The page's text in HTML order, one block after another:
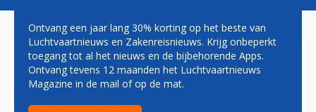
MOTIE INGEDIEND VOOR
ALTERNATIEF
Ontvang een jaar lang 30% korting op het beste van
Luchtvaartnieuws en Zakenreisnieuws. Krijg onbeperkt
toegang tot al het nieuws en de bijbehorende Apps.
Ontvang tevens 12 maanden het Luchtvaartnieuws
Magazine in de mail of op de mat.